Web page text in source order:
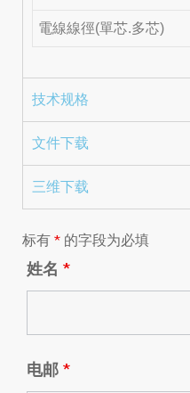
電線線徑(單芯.多芯)
技术规格
文件下载
三维下载
标有 * 的字段为必填
姓名 *
电邮 *